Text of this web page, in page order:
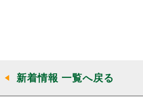
新着情報 一覧へ戻る